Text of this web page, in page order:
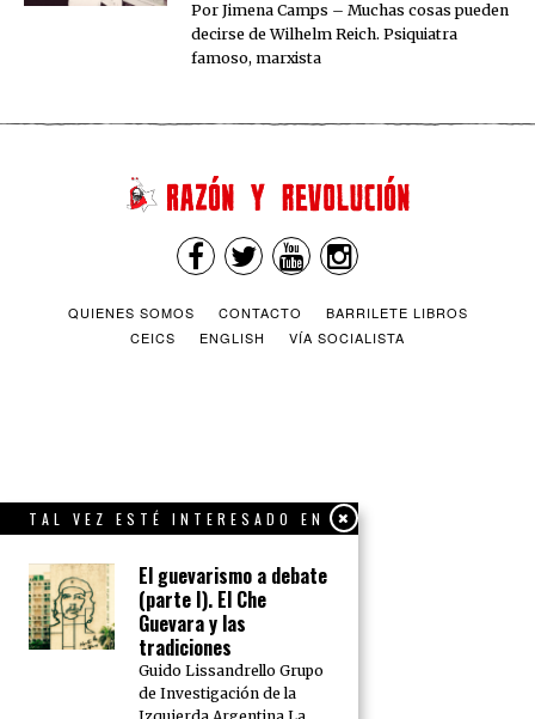
Por Jimena Camps – Muchas cosas pueden
decirse de Wilhelm Reich. Psiquiatra
famoso, marxista
QUIENES SOMOS CONTACTO
BARRILETE LIBROS
CEICS
ENGLISH VÍA SOCIALISTA
TAL VEZ ESTÉ INTERESADO EN
El guevarismo a debate
(parte I). El Che
Guevara y las
tradiciones
Guido Lissandrello Grupo
de Investigación de la